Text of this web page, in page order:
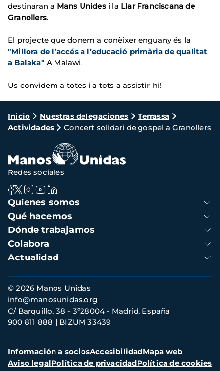
destinaran a Mans Unidesi la Llar Franciscana de
Granollers.
El projecte que donem a conèixer enguany és la
"Millora de l’accés a l’educació primària de qualitat
a Balaka" A Malawi.
Us convidem a totes i a tots a assistir-hi!
Ruta
de
navegación
Inicio Nuestras delegaciones
Terrassa
Actividades
Concert solidari de gospel a Granollers
Navegación
principal
Quienes somos
Qué hacemos
Dónde trabajamos
Colabora
Actualidad
Redes sociales
Información
de
contacto
© 2026 Manos Unidas
C/ Barquillo, 38 - 3º28004 - Madrid, España
900 811 888
BIZUM 33439
info@manosunidas.org
Menú
secundario
Información a sociosAccesibilidadMapa web
Aviso legalPolítica de privacidadPolítica de cookies